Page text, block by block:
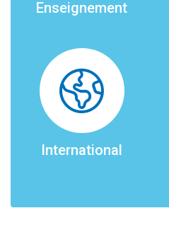
Enseignement
International